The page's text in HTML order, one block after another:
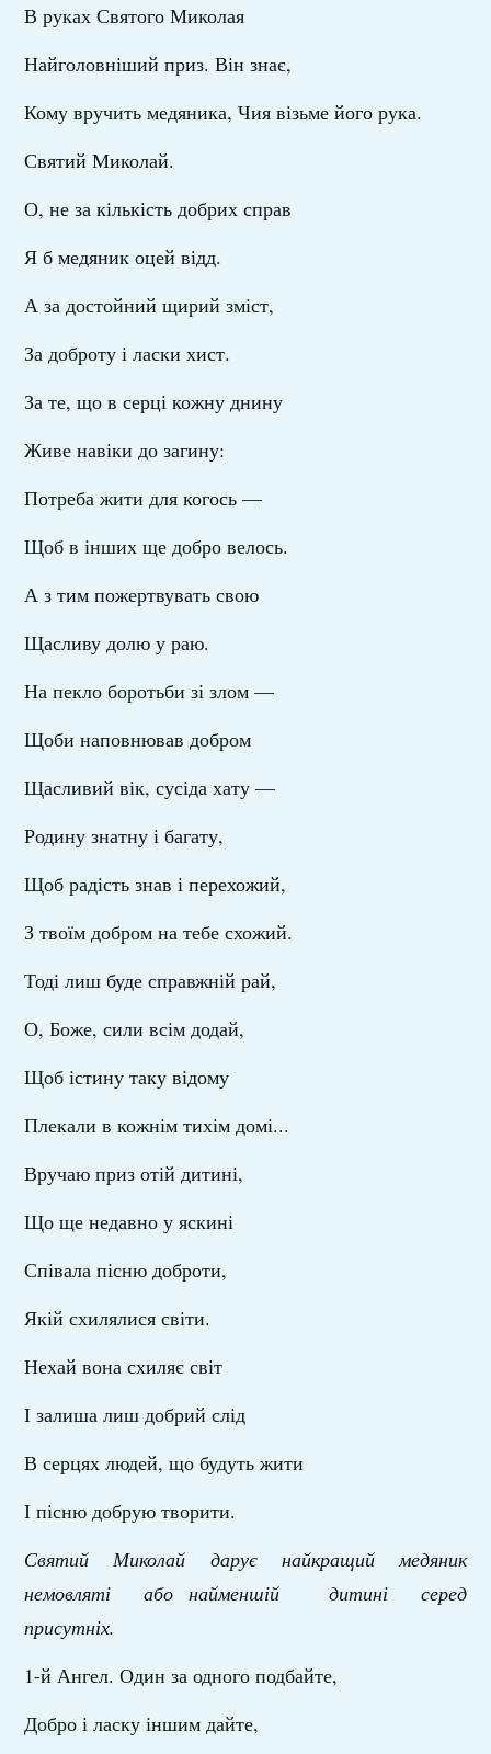
В руках Святого Миколая
Найголовніший приз. Він знає,
Кому вручить медяника, Чия візьме його рука.
Святий Миколай.
О, не за кількість добрих справ
Я б медяник оцей відд.
А за достойний щирий зміст,
За доброту і ласки хист.
За те, що в серці кожну днину
Живе навіки до загину:
Потреба жити для когось —
Щоб в інших ще добро велось.
А з тим пожертвувать свою
Щасливу долю у раю.
На пекло боротьби зі злом —
Щоби наповнював добром
Щасливий вік, сусіда хату —
Родину знатну і багату,
Щоб радість знав і перехожий,
З твоїм добром на тебе схожий.
Тоді лиш буде справжній рай,
О, Боже, сили всім додай,
Щоб істину таку відому
Плекали в кожнім тихім домі...
Вручаю приз отій дитині,
Що ще недавно у яскині
Співала пісню доброти,
Якій схилялися світи.
Нехай вона схиляє світ
І залиша лиш добрий слід
В серцях людей, що будуть жити
І пісню добрую творити.
Святий Миколай дарує найкращий медяник
немовляті або найменшій дитині серед
присутніх.
1-й Ангел. Один за одного подбайте,
Добро і ласку іншим дайте,